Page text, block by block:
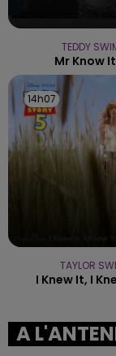
TEDDY
Mr Know
14h07
14h07
TAYLOR
I Knew It, I
A